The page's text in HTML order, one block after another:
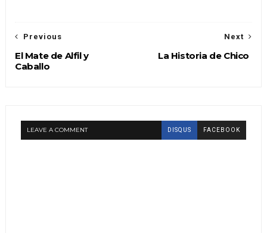
Next
La Historia de Chico
Previous
El Mate de Alfil y
Caballo
LEAVE A COMMENT DISQUS FACEBOOK